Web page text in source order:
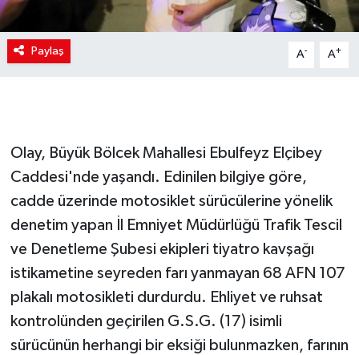
Paylaş A- A+
Olay, Büyük Bölcek Mahallesi Ebulfeyz Elçibey
Caddesi'nde yaşandı. Edinilen bilgiye göre,
cadde üzerinde motosiklet sürücülerine yönelik
denetim yapan İl Emniyet Müdürlüğü Trafik Tescil
ve Denetleme Şubesi ekipleri tiyatro kavşağı
istikametine seyreden farı yanmayan 68 AFN 107
plakalı motosikleti durdurdu. Ehliyet ve ruhsat
kontrolünden geçirilen G.S.G. (17) isimli
sürücünün herhangi bir eksiği bulunmazken, farının